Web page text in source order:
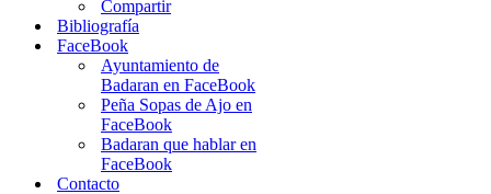
Compartir
Bibliografía
FaceBook
Ayuntamiento de
Badaran en FaceBook
Peña Sopas de Ajo en
FaceBook
Badaran que hablar en
FaceBook
Contacto